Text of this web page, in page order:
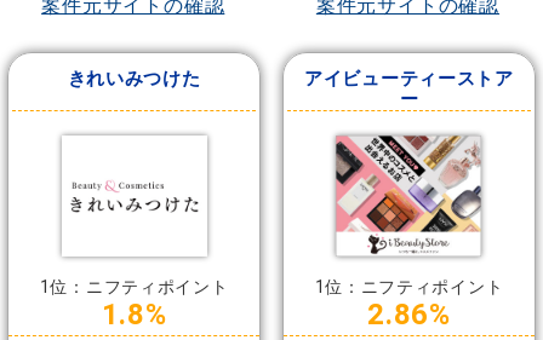
案件元サイトの確認 案件元サイトの確認
きれいみつけた
1位：ニフティポイント
1.8%
アイビューティーストア
ー
1位：ニフティポイント
2.86%